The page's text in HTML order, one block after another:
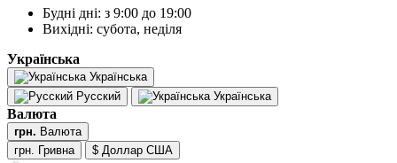
Будні дні: з 9:00 до 19:00
Вихідні: субота, неділя
Українська
Українська
Русский
Українська
Валюта
грн. Валюта
грн. Гривна
$ Доллар США